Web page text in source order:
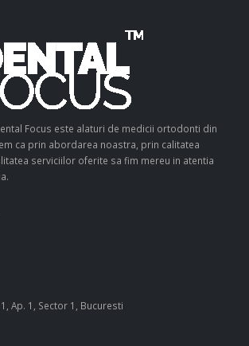
Focus este alaturi de medicii ortodonti din
ca prin abordarea noastra, prin calitatea
serviciilor oferite sa fim mereu in atentia
Ap. 1, Sector 1, Bucuresti